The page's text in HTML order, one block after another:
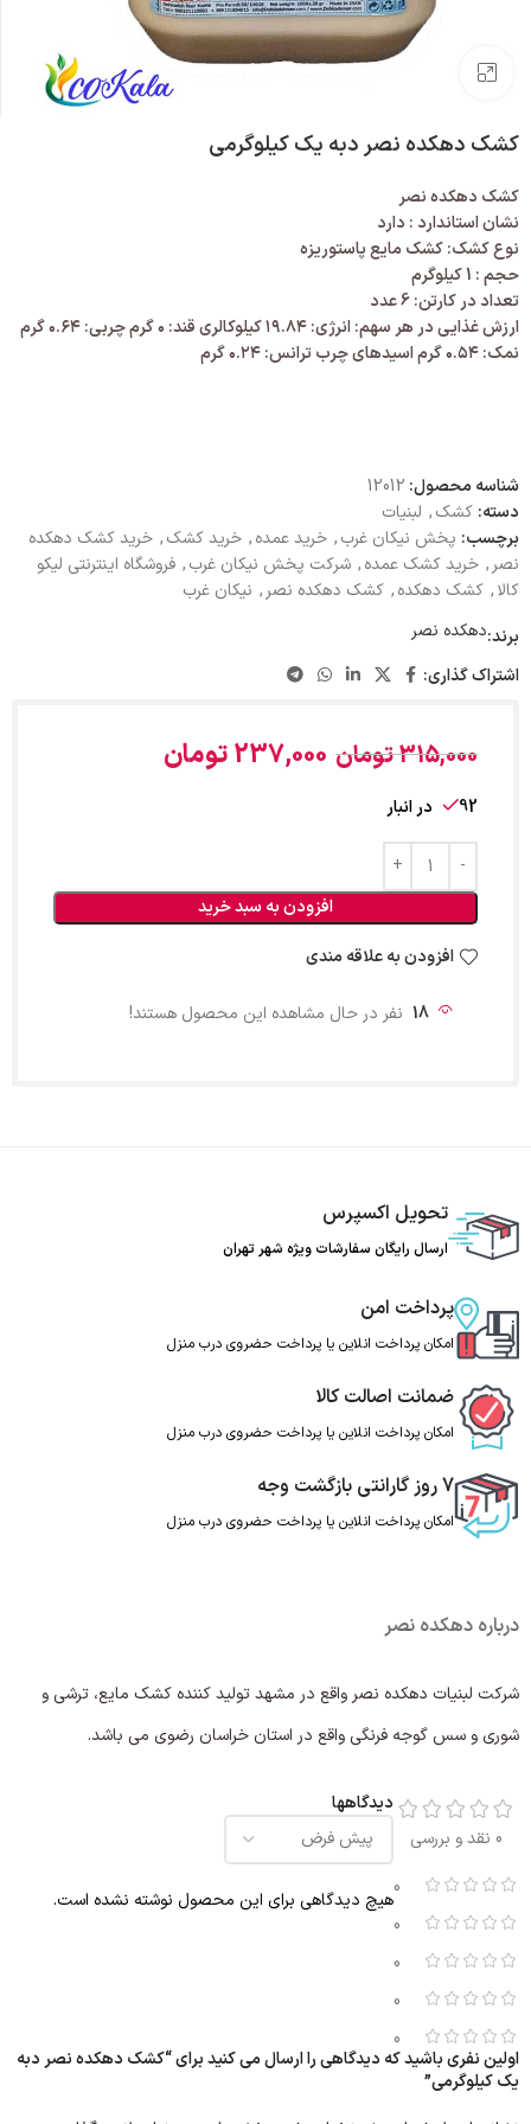
کشک دهکده نصر دبه یک کیلوگرمی
کشک دهکده نصر
نشان استاندارد : دارد
نوع کشک: کشک مایع پاستوریزه
حجم : 1 کیلوگرم
تعداد در کارتن: 6 عدد
ارزش غذایی در هر سهم: انرژی: ۱۹.۸۴ کیلوکالری قند: ۰ گرم چربی: ۰.۶۴ گرم
نمک: ۰.۵۴ گرم اسیدهای چرب ترانس: ۰.۲۴ گرم
شناسه محصول: 12012
دسته: کشک, لبنیات
برچسب: پخش نیکان غرب, خرید عمده, خرید کشک, خرید کشک دهکده
نصر , خرید کشک عمده, شرکت پخش نیکان غرب, فروشگاه اینترنتی لیکو
کالا, کشک دهکده, کشک دهکده نصر , نیکان غرب
برند:دهکده نصر
اشتراک گذاری:
315,000تومان 237,000تومان
92 در انبار
افزودن به سبد خرید
افزودن به علاقه مندی
18 نفر در حال مشاهده این محصول هستند!
تحویل اکسپرس
ارسال رایگان سفارشات ویژه شهر تهران
پرداخت امن
امکان پرداخت انلاین یا پرداخت حضروی درب منزل
ضمانت اصالت کالا
امکان پرداخت انلاین یا پرداخت حضروی درب منزل
7 روز گارانتی بازگشت وجه
امکان پرداخت انلاین یا پرداخت حضروی درب منزل
درباره دهکده نصر
شرکت لبنیات دهکده نصر واقع در مشهد تولید کننده کشک مایع، ترشی و
شوری و سس گوجه فرنگی واقع در استان خراسان رضوی می باشد.
0 نقد و بررسی
0
0
0
0
0
دیدگاهها
هیچ دیدگاهی برای این محصول نوشته نشده است.
اولین نفری باشید که دیدگاهی را ارسال می کنید برای “کشک دهکده نصر دبه
یک کیلوگرمی”